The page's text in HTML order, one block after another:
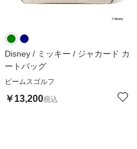
Disney / ミッキー / ジャカード カ
ートバッグ
ビームスゴルフ
￥13,200税込